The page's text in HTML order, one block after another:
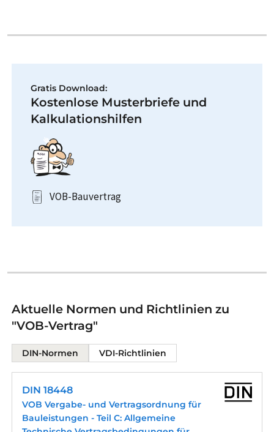
Gratis Download:
Kostenlose Musterbriefe und
Kalkulationshilfen
VOB-Bauvertrag
Aktuelle Normen und Richtlinien zu
"VOB-Vertrag"
DIN-Normen VDI-Richtlinien
DIN 18448
VOB Vergabe- und Vertragsordnung für
Bauleistungen - Teil C: Allgemeine